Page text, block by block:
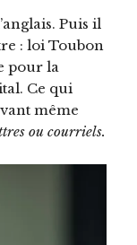
Puis il
: loi Toubon
pour la
Ce qui
même
ou courriels.